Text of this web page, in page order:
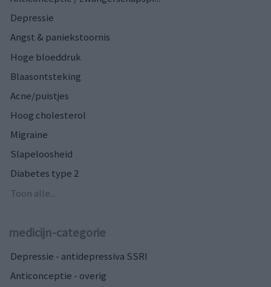
Depressie
Angst & paniekstoornis
Hoge bloeddruk
Blaasontsteking
Acne/puistjes
Hoog cholesterol
Migraine
Slapeloosheid
Diabetes type 2
Toon alle...
medicijn-categorie
Depressie - antidepressiva SSRI
Anticonceptie - overig